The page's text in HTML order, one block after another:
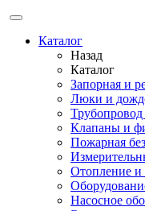
Каталог
Назад
Каталог
Запорная и
Люки и
Клапаны и
Пожарная
Отопление и
Насосное